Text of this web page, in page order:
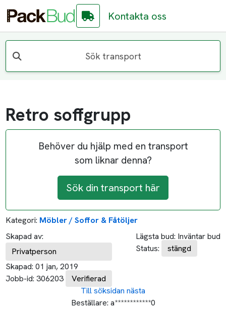
Kontakta oss
Sök transport
Retro soffgrupp
Behöver du hjälp med en transport
som liknar denna?
Sök din transport här
Kategori: Möbler / Soffor & Fåtöljer
Skapad av:
Privatperson
Skapad: 01 jan, 2019
Jobb-id: 306203 Verifierad
Lägsta bud: Inväntar bud
Status:
stängd
Till söksidan nästa
Beställare: a************0